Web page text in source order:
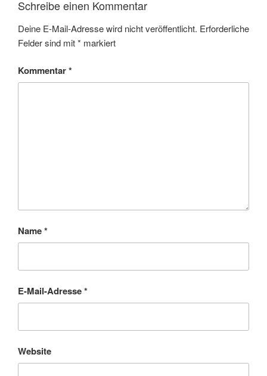
Schreibe einen Kommentar
Deine E-Mail-Adresse wird nicht veröffentlicht. Erforderliche
Felder sind mit* markiert
Kommentar*
Name*
E-Mail-Adresse*
Website